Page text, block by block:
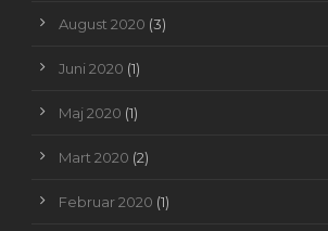
August 2020 (3)
Juni 2020 (1)
Maj 2020 (1)
Mart 2020 (2)
Februar 2020 (1)